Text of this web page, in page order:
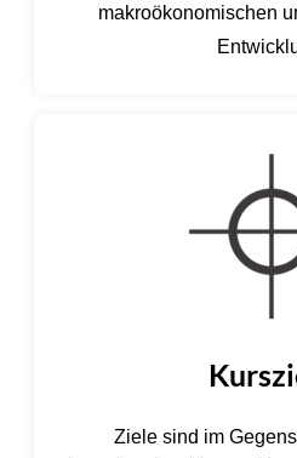
makroökonomischen
Ziele sind im